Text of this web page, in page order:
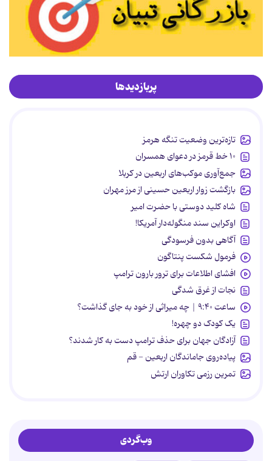
پربازدیدها
تازه‌ترین وضعیت تنگه هرمز
۱۰ خط قرمز در دعوای همسران
جمع‌آوری موکب‌های اربعین در کربلا
بازگشت زوار اربعین حسینی از مرز مهران
شاه کلید دوستی با حضرت امیر
اوکراین سند منگوله‌دار آمریکا!
آگاهی بدون فرسودگی
فرمول شکست پنتاگون
افشای اطلاعات برای ترور بارون ترامپ
نجات از غرق شدگی
ساعت ۹:۴۰ | چه میراثی از خود به جای گذاشت؟
یک کودک دو چهره!
آزادگان جهان برای حذف ترامپ دست به کار شدند؟
پیاده‌روی جاماندگان اربعین - قم
تمرین رزمی تکاوران ارتش
وب‌گردی